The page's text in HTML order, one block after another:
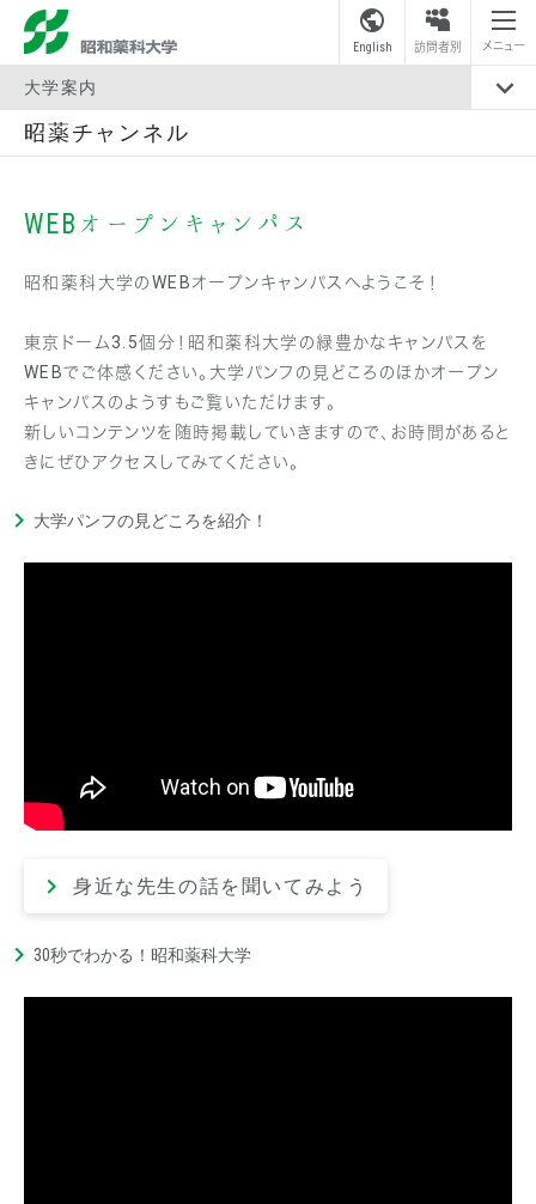
English 訪問者別 メニュー
昭薬チャンネル
WEBオープンキャンパス
昭和薬科大学のWEBオープンキャンパスへようこそ！
東京ドーム3.5個分！昭和薬科大学の緑豊かなキャンパスを
WEBでご体感ください。大学パンフの見どころのほかオープン
キャンパスのようすもご覧いただけます。
新しいコンテンツを随時掲載していきますので、お時間があると
きにぜひアクセスしてみてください。
大学パンフの見どころを紹介！
身近な先生の話を聞いてみよう
30秒でわかる！昭和薬科大学
大学案内